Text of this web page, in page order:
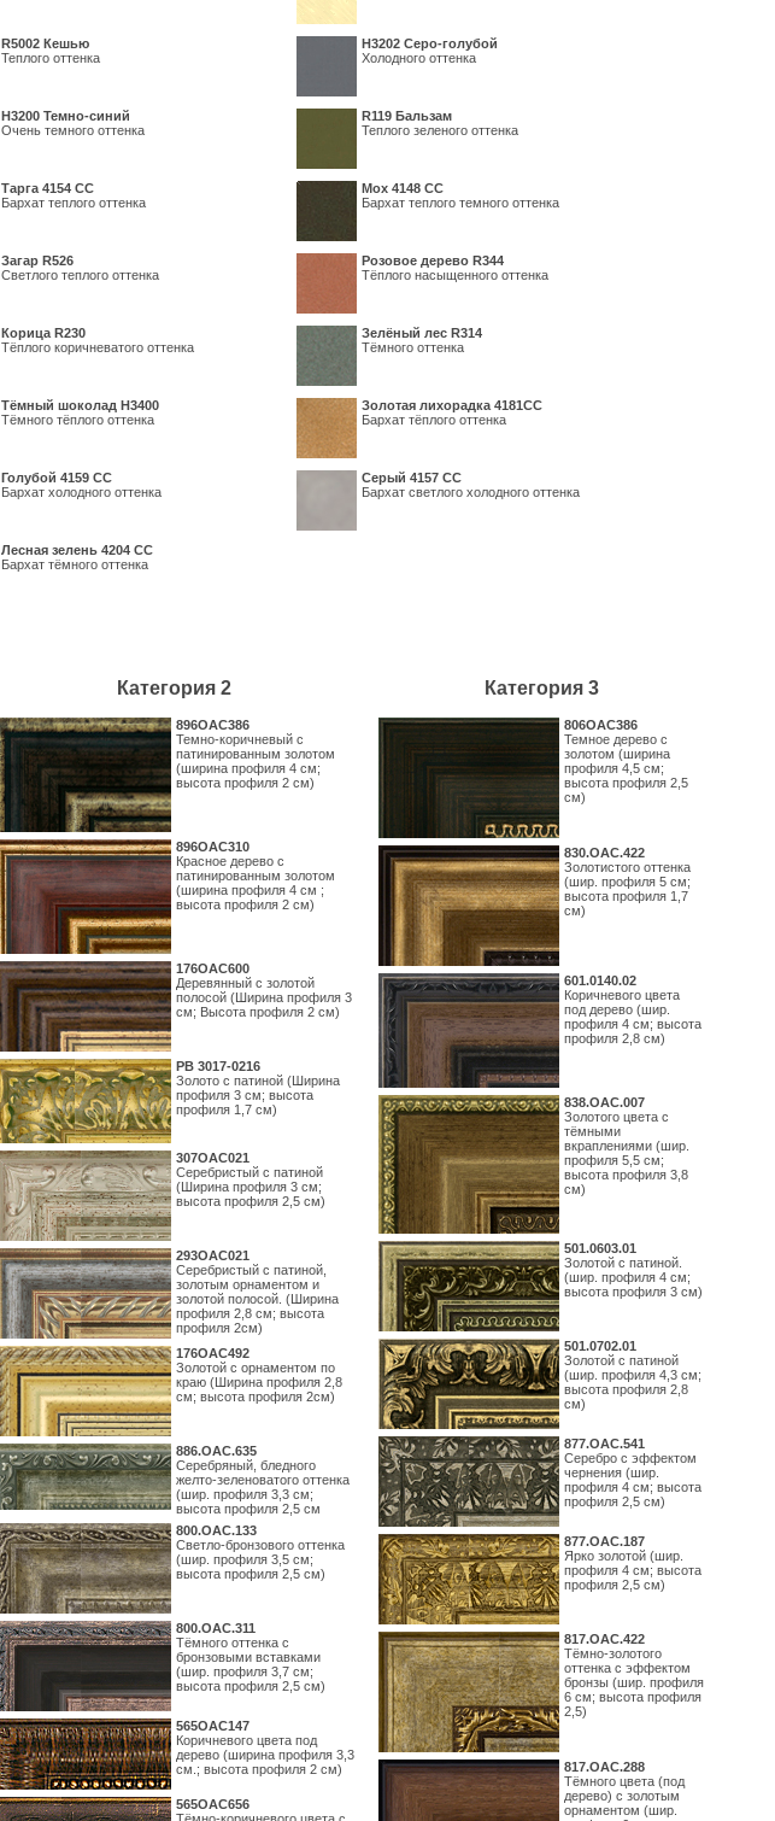
R5002 Кешью
Теплого оттенка
Н3202 Серо-голубой
Холодного оттенка
Н3200 Темно-синий
Очень темного оттенка
R119 Бальзам
Теплого зеленого оттенка
Тарга 4154 СС
Бархат теплого оттенка
Мох 4148 СС
Бархат теплого темного оттенка
Загар R526
Светлого теплого оттенка
Розовое дерево R344
Тёплого насыщенного оттенка
Корица R230
Тёплого коричневатого оттенка
Зелёный лес R314
Тёмного оттенка
Тёмный шоколад H3400
Тёмного тёплого оттенка
Золотая лихорадка 4181СС
Бархат тёплого оттенка
Голубой 4159 СС
Бархат холодного оттенка
Серый 4157 СС
Бархат светлого холодного оттенка
Лесная зелень 4204 СС
Бархат тёмного оттенка
Категория 2 Категория 3
896OAC386
Темно-коричневый с
патинированным золотом
(ширина профиля 4 см;
высота профиля 2 см)
896OAC310
Красное дерево с
патинированным золотом
(ширина профиля 4 см ;
высота профиля 2 см)
176OAC600
Деревянный с золотой
полосой (Ширина профиля 3
см; Высота профиля 2 см)
PB 3017-0216
Золото с патиной (Ширина
профиля 3 см; высота
профиля 1,7 см)
307OAC021
Серебристый с патиной
(Ширина профиля 3 см;
высота профиля 2,5 см)
293OAC021
Серебристый с патиной,
золотым орнаментом и
золотой полосой. (Ширина
профиля 2,8 см; высота
профиля 2см)
176OAC492
Золотой с орнаментом по
краю (Ширина профиля 2,8
см; высота профиля 2см)
886.ОАС.635
Серебряный, бледного
желто-зеленоватого оттенка
(шир. профиля 3,3 см;
высота профиля 2,5 см
800.ОАС.133
Светло-бронзового оттенка
(шир. профиля 3,5 см;
высота профиля 2,5 см)
800.ОАС.311
Тёмного оттенка с
бронзовыми вставками
(шир. профиля 3,7 см;
высота профиля 2,5 см)
565ОАС147
Коричневого цвета под
дерево (ширина профиля 3,3
см.; высота профиля 2 см)
565ОАС656
806OAC386
Темное дерево с
золотом (ширина
профиля 4,5 см;
высота профиля 2,5
см)
830.ОАС.422
Золотистого оттенка
(шир. профиля 5 см;
высота профиля 1,7
см)
601.0140.02
Коричневого цвета
под дерево (шир.
профиля 4 см; высота
профиля 2,8 см)
838.ОАС.007
Золотого цвета с
тёмными
вкраплениями (шир.
профиля 5,5 см;
высота профиля 3,8
см)
501.0603.01
Золотой с патиной.
(шир. профиля 4 см;
высота профиля 3 см)
501.0702.01
Золотой с патиной
(шир. профиля 4,3 см;
высота профиля 2,8
см)
877.ОАС.541
Серебро с эффектом
чернения (шир.
профиля 4 см; высота
профиля 2,5 см)
877.ОАС.187
Ярко золотой (шир.
профиля 4 см; высота
профиля 2,5 см)
817.ОАС.422
Тёмно-золотого
оттенка с эффектом
бронзы (шир. профиля
6 см; высота профиля
2,5)
817.ОАС.288
Тёмного цвета (под
дерево) с золотым
орнаментом (шир.